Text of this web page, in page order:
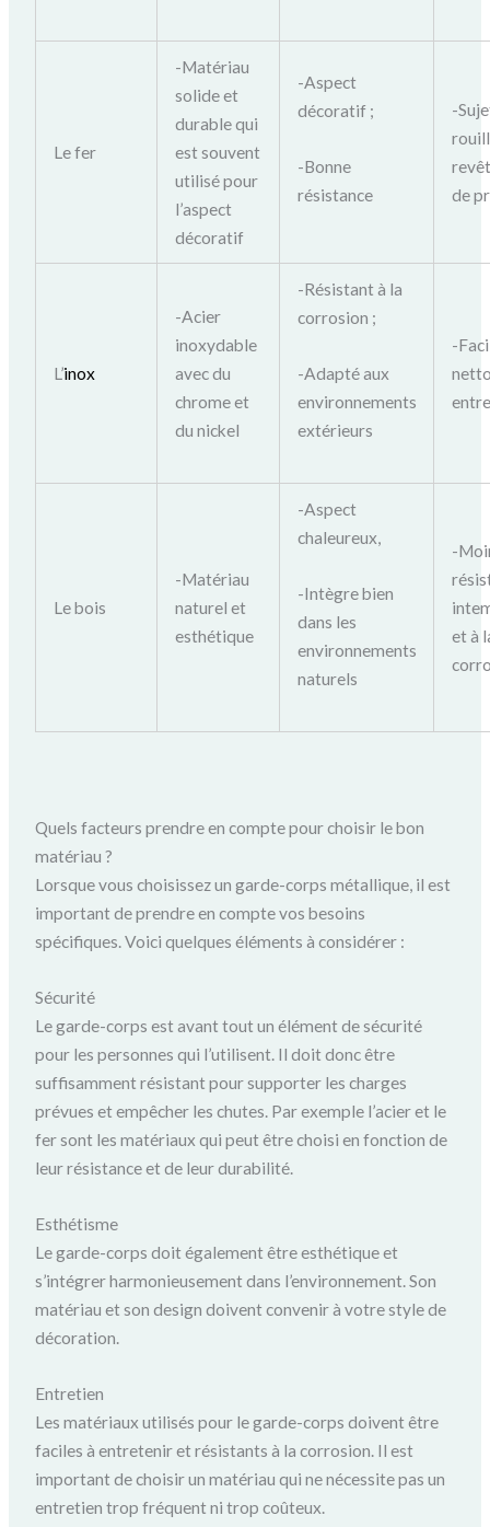
Le fer
-Matériau
solide et
durable qui
est souvent
utilisé pour
l’aspect
décoratif
-Aspect
décoratif ;
-Bonne
résistance
-
de
L’inox
-Acier
inoxydable
avec du
chrome et
du nickel
-Résistant à la
corrosion ;
-Adapté aux
environnements
extérieurs
-
Le bois
-Matériau
naturel et
esthétique
-Aspect
chaleureux,
-Intègre bien
dans les
environnements
naturels
-
et à
Quels facteurs prendre en compte pour choisir le bon
matériau ?
Lorsque vous choisissez un garde-corps métallique, il est
important de prendre en compte vos besoins
spécifiques. Voici quelques éléments à considérer :
Sécurité
Le garde-corps est avant tout un élément de sécurité
pour les personnes qui l’utilisent. Il doit donc être
suffisamment résistant pour supporter les charges
prévues et empêcher les chutes. Par exemple l’acier et le
fer sont les matériaux qui peut être choisi en fonction de
leur résistance et de leur durabilité.
Esthétisme
Le garde-corps doit également être esthétique et
s’intégrer harmonieusement dans l’environnement. Son
matériau et son design doivent convenir à votre style de
décoration.
Entretien
Les matériaux utilisés pour le garde-corps doivent être
faciles à entretenir et résistants à la corrosion. Il est
important de choisir un matériau qui ne nécessite pas un
entretien trop fréquent ni trop coûteux.